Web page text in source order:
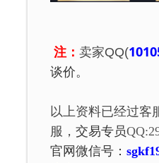
注： 卖家QQ(
谈价。
以上资料已经过客
服， 交易专员QQ:
官网微信号：